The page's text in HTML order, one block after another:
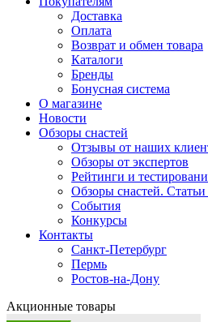
Доставка
Оплата
Возврат и обмен товара
Каталоги
Бренды
Бонусная система
О магазине
Новости
Обзоры снастей
Отзывы от наших
Обзоры от экспертов
Рейтинги и
Обзоры снастей.
События
Конкурсы
Контакты
Санкт-Петербург
Пермь
Ростов-на-Дону
Акционные товары